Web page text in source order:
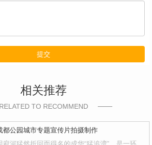
提交
相关推荐
RELATED TO RECOMMEND
都公园城市专题宣传片拍摄制作